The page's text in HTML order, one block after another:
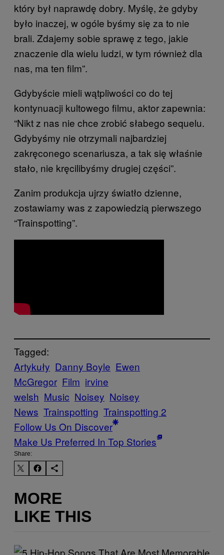
który był naprawdę dobry. Myślę, że gdyby
było inaczej, w ogóle byśmy się za to nie
brali. Zdajemy sobie sprawę z tego, jakie
znaczenie dla wielu ludzi, w tym również dla
nas, ma ten film”.
Gdybyście mieli wątpliwości co do tej
kontynuacji kultowego filmu, aktor zapewnia:
“Nikt z nas nie chce zrobić słabego sequelu.
Gdybyśmy nie otrzymali najbardziej
zakręconego scenariusza, a tak się właśnie
stało, nie kręcilibyśmy drugiej części”.
Zanim produkcja ujrzy światło dzienne,
zostawiamy was z zapowiedzią pierwszego
“Trainspotting”.
Tagged:
Artykuły Danny Boyle Ewen
McGregor Film irvine
welsh Music Noisey Noisey
News Trainspotting Trainspotting 2
Follow Us On Discover
Make Us Preferred In Top Stories
Share:
MORE
LIKE THIS